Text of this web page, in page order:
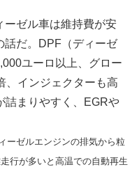
ーゼル車は維持費が安
話だ。DPF（ディーゼ
ユーロ以上、グロー
、インジェクターも高
詰まりやすく、EGRや
ーゼルエンジンの排気から粒
行が多いと高温での自動再生